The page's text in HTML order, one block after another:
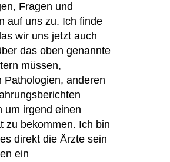
Fragen und
auf uns zu. Ich finde
wir uns jetzt auch
das oben genannte
müssen,
Pathologien, anderen
um irgend einen
zu bekommen. Ich bin
direkt die Ärzte sein
ein